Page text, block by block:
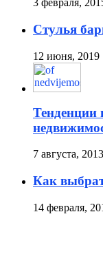
3 февраля,
Стулья
12 июня, 2019
Тенденции
7 августа, 2013
Как
14 февраля,